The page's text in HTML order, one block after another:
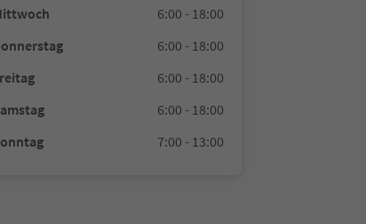
6:00 - 18:00
6:00 - 18:00
6:00 - 18:00
6:00 - 18:00
7:00 - 13:00